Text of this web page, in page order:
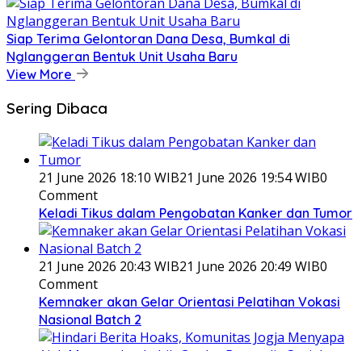
Siap Terima Gelontoran Dana Desa, Bumkal di
Nglanggeran Bentuk Unit Usaha Baru
View More
Sering Dibaca
21 June 2026 18:10 WIB21 June 2026 19:54 WIB0
Comment
Keladi Tikus dalam Pengobatan Kanker dan Tumor
21 June 2026 20:43 WIB21 June 2026 20:49 WIB0
Comment
Kemnaker akan Gelar Orientasi Pelatihan Vokasi
Nasional Batch 2